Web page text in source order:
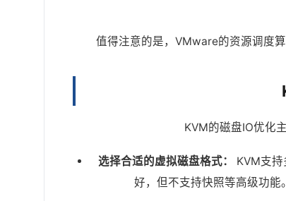
值得注意的是，VMware的资源调度
KVM的磁盘IO优化
选择合适的虚拟磁盘格式： KVM支
好，但不支持快照等高级功能。